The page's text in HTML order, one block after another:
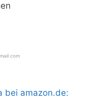
bei amazon.de: